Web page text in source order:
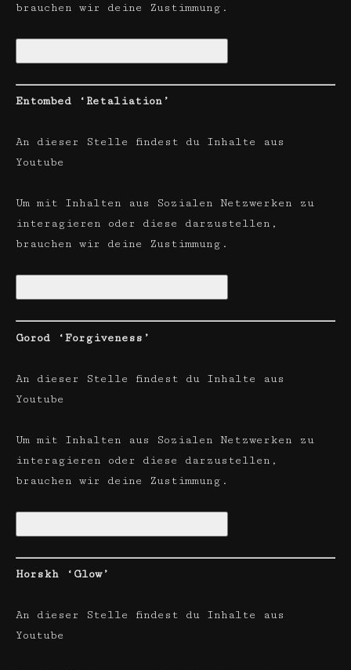
brauchen wir deine Zustimmung.
Entombed ‘Retaliation’
An dieser Stelle findest du Inhalte aus
Youtube
Um mit Inhalten aus Sozialen Netzwerken zu
interagieren oder diese darzustellen,
brauchen wir deine Zustimmung.
Gorod ‘Forgiveness’
An dieser Stelle findest du Inhalte aus
Youtube
Um mit Inhalten aus Sozialen Netzwerken zu
interagieren oder diese darzustellen,
brauchen wir deine Zustimmung.
Horskh ‘Glow’
An dieser Stelle findest du Inhalte aus
Youtube